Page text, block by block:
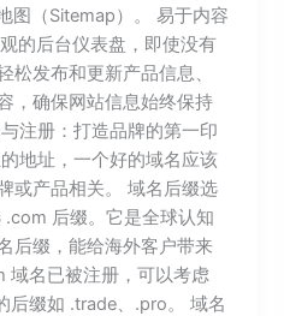
图（Sitemap）。 易于内容
的后台仪表盘，即使没有
松发布和更新产品信息、
，确保网站信息始终保持
注册：打造品牌的第一印
地址，一个好的域名应该
或产品相关。 域名后缀选
后缀。它是全球认知
后缀，能给海外客户带来
域名已被注册，可以考虑
后缀如 .trade、.pro。 域名